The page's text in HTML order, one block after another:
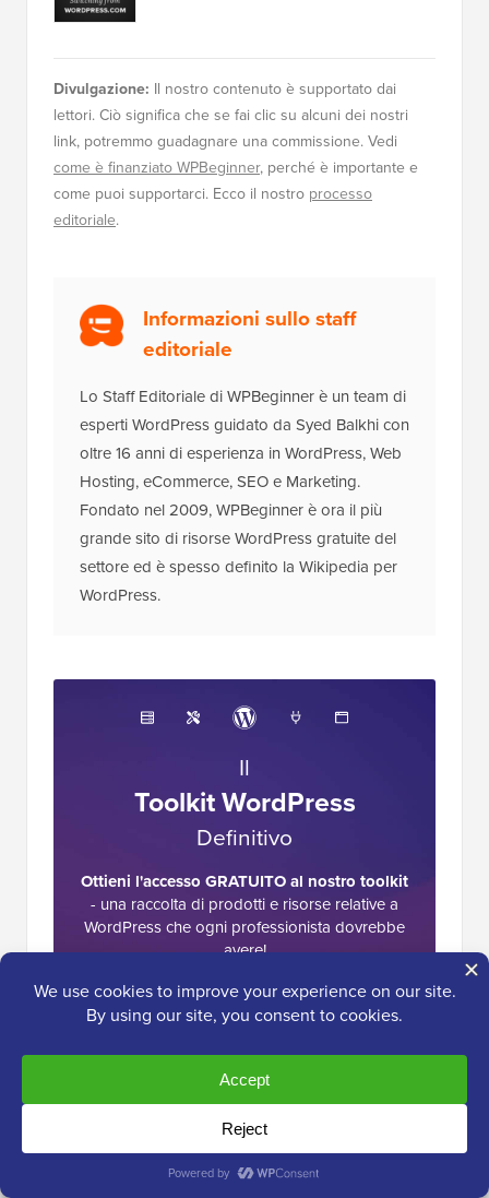
Divulgazione: Il nostro contenuto è supportato dai
lettori. Ciò significa che se fai clic su alcuni dei nostri
link, potremmo guadagnare una commissione. Vedi
come è finanziato WPBeginner, perché è importante e
come puoi supportarci. Ecco il nostro processo
editoriale.
Informazioni sullo staff
editoriale
Lo Staff Editoriale di WPBeginner è un team di
esperti WordPress guidato da Syed Balkhi con
oltre 16 anni di esperienza in WordPress, Web
Hosting, eCommerce, SEO e Marketing.
Fondato nel 2009, WPBeginner è ora il più
grande sito di risorse WordPress gratuite del
settore ed è spesso definito la Wikipedia per
WordPress.
Il
Toolkit WordPress
Definitivo
Ottieni l'accesso GRATUITO al nostro toolkit
- una raccolta di prodotti e risorse relative a
WordPress che ogni professionista dovrebbe
avere!
Scarica ora
del
220 Commenti